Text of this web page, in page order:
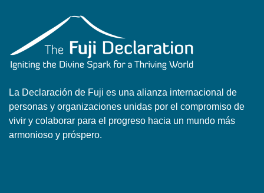
La Declaración de Fuji es una alianza internacional de
personas y organizaciones unidas por el compromiso de
vivir y colaborar para el progreso hacia un mundo más
armonioso y próspero.